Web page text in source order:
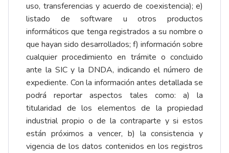
uso, transferencias y acuerdo de coexistencia); e)
listado de software u otros productos
informáticos que tenga registrados a su nombre o
que hayan sido desarrollados; f) información sobre
cualquier procedimiento en trámite o concluido
ante la SIC y la DNDA, indicando el número de
expediente. Con la información antes detallada se
podrá reportar aspectos tales como: a) la
titularidad de los elementos de la propiedad
industrial propio o de la contraparte y si estos
están próximos a vencer, b) la consistencia y
vigencia de los datos contenidos en los registros